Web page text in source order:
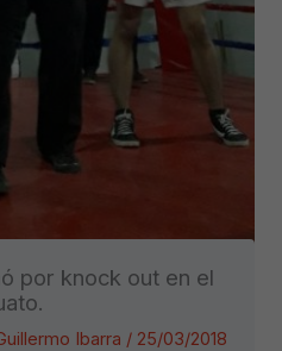
por knock out en el
Ibarra / 25/03/2018